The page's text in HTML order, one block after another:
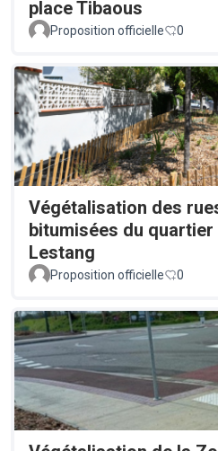
place Tibaous
Proposition officielle 0
Végétalisation des
bitumisées du quartier
Lestang
Proposition officielle 0